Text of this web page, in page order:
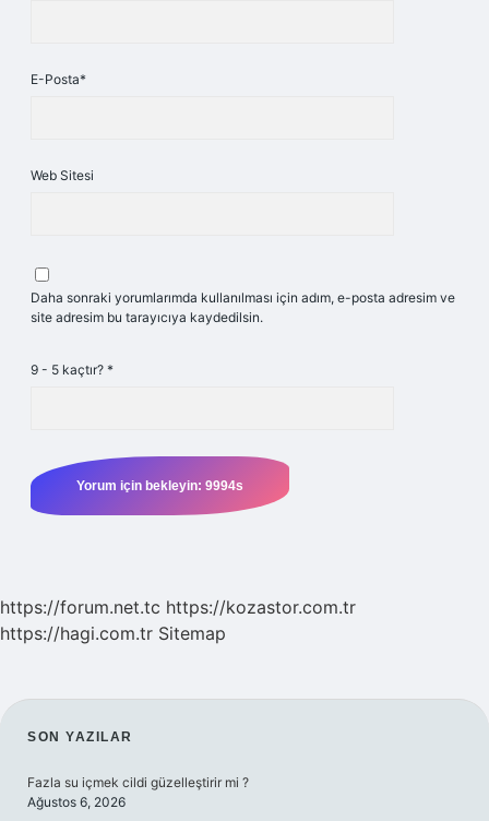
E-Posta*
Web Sitesi
Daha sonraki yorumlarımda kullanılması için adım, e-posta adresim ve
site adresim bu tarayıcıya kaydedilsin.
9 - 5 kaçtır? *
https://forum.net.tc https://kozastor.com.tr
https://hagi.com.tr Sitemap
SIDEBAR
SON YAZILAR
Fazla su içmek cildi güzelleştirir mi ?
Ağustos 6, 2026